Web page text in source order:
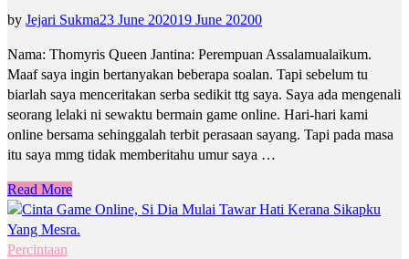
by Jejari Sukma23 June 202019 June 20200
Nama: Thomyris Queen Jantina: Perempuan Assalamualaikum.
Maaf saya ingin bertanyakan beberapa soalan. Tapi sebelum tu
biarlah saya menceritakan serba sedikit ttg saya. Saya ada mengenali
seorang lelaki ni sewaktu bermain game online. Hari-hari kami
online bersama sehinggalah terbit perasaan sayang. Tapi pada masa
itu saya mmg tidak memberitahu umur saya …
Read More
Percintaan